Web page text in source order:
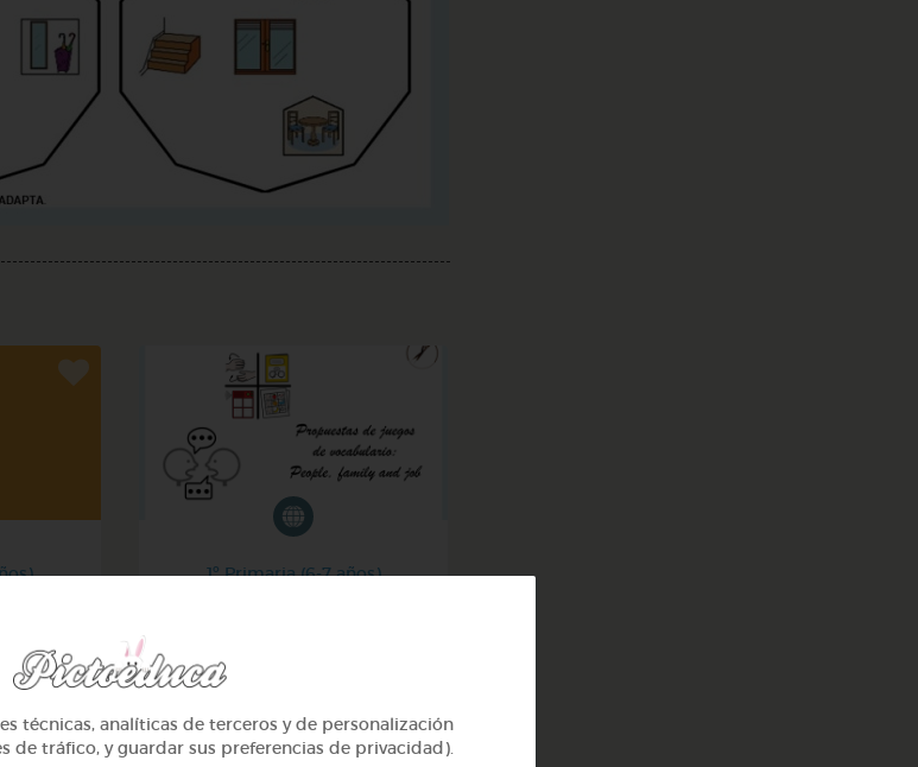
1º Primaria (6-7 años)
técnicas, analíticas de terceros y de personalización
de tráfico, y guardar sus preferencias de privacidad).